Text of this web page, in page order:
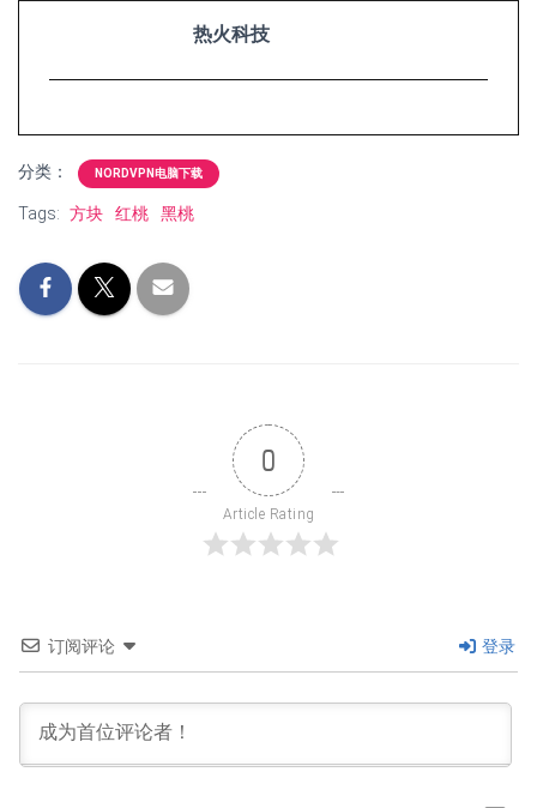
热火科技
分类： NORDVPN电脑下载
Tags: 方块 红桃 黑桃
0
Article Rating
订阅评论 登录